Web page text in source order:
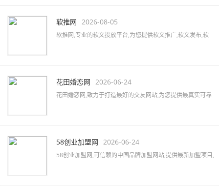
新的服装行业资讯,服装搭配及服装展会信息。
软推网 2026-08-05
软推网,专业的软文投放平台,为您提供软文推广,软文发布,软
资源,助力企业快速提升品牌知名度。
花田婚恋网 2026-06-24
花田婚恋网,致力于打造最好的交友网站,为您提供最真实可靠
58创业加盟网 2026-06-24
58创业加盟网,可信赖的中国品牌加盟网站,提供最新加盟项目,